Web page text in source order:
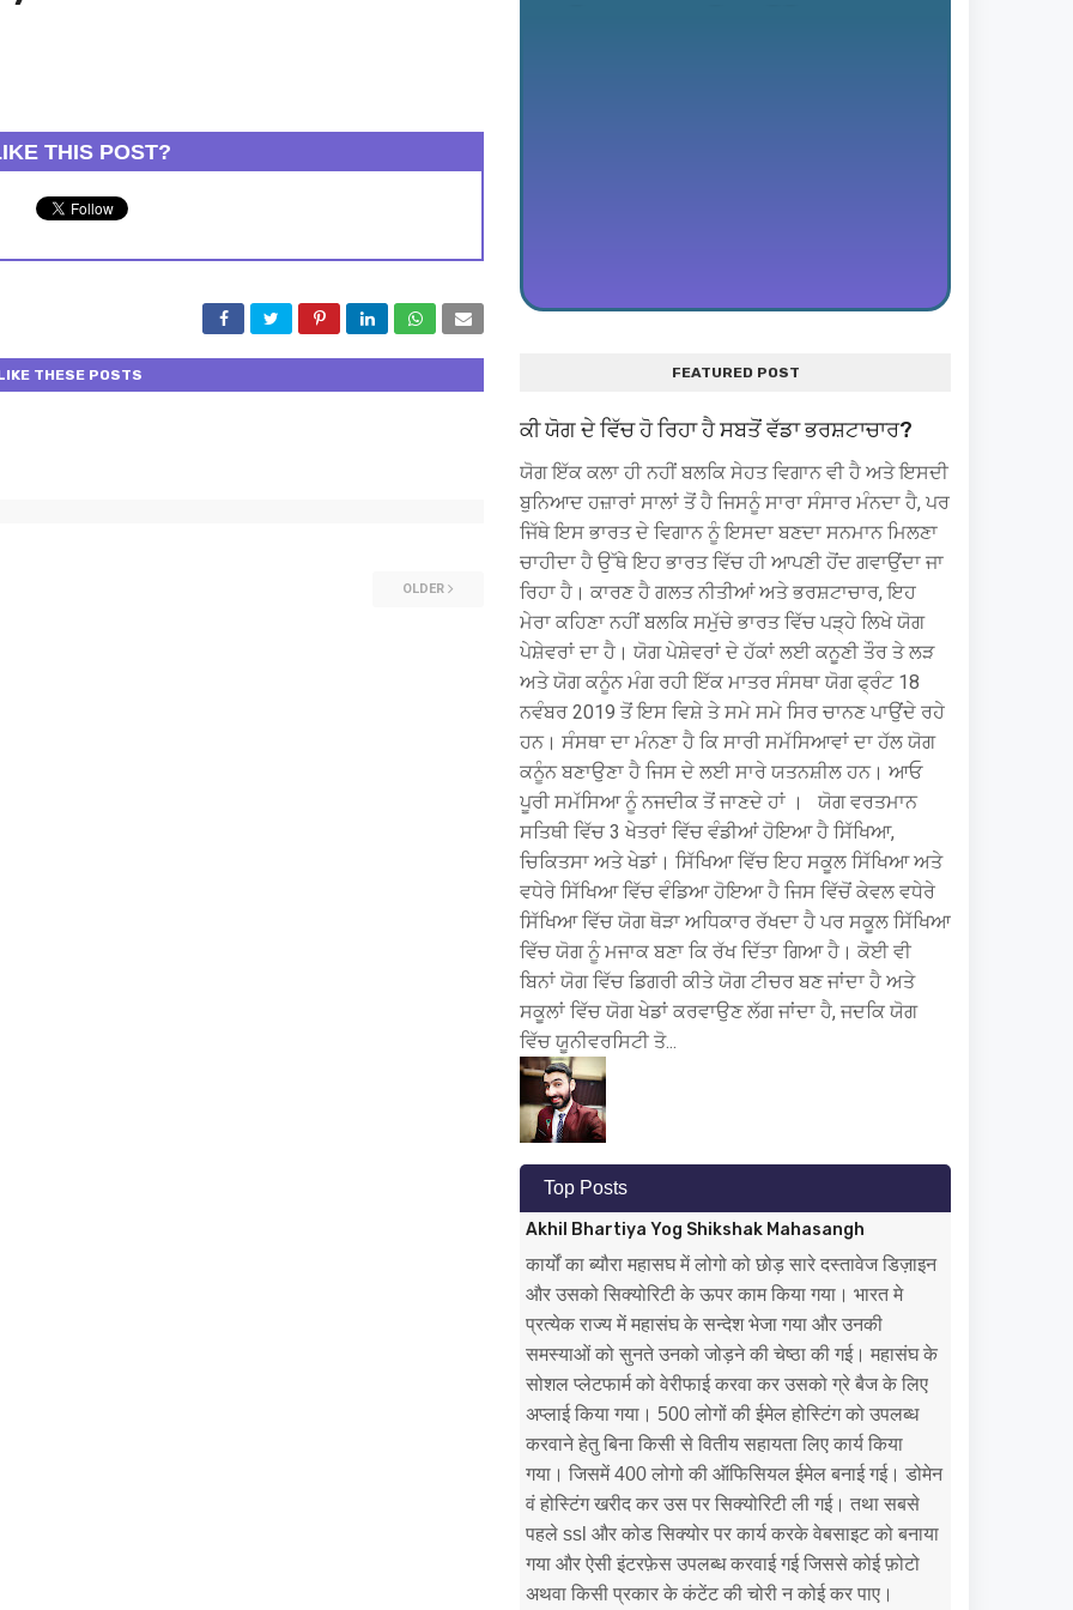
THIS POST?
THESE POSTS
OLDER
FEATURED POST
ਕੀ ਯੋਗ ਦੇ ਵਿੱਚ ਹੋ ਰਿਹਾ ਹੈ ਸਬਤੋਂ ਵੱਡਾ ਭਰਸ਼ਟਾਚਾਰ?
ਯੋਗ ਇੱਕ ਕਲਾ ਹੀ ਨਹੀਂ ਬਲਕਿ ਸੇਹਤ ਵਿਗਾਨ ਵੀ ਹੈ ਅਤੇ ਇਸਦੀ
ਬੁਨਿਆਦ ਹਜ਼ਾਰਾਂ ਸਾਲਾਂ ਤੋਂ ਹੈ ਜਿਸਨੂੰ ਸਾਰਾ ਸੰਸਾਰ ਮੰਨਦਾ ਹੈ, ਪਰ
ਜਿੱਥੇ ਇਸ ਭਾਰਤ ਦੇ ਵਿਗਾਨ ਨੂੰ ਇਸਦਾ ਬਣਦਾ ਸਨਮਾਨ ਮਿਲਣਾ
ਚਾਹੀਦਾ ਹੈ ਉੱਥੇ ਇਹ ਭਾਰਤ ਵਿੱਚ ਹੀ ਆਪਣੀ ਹੋਂਦ ਗਵਾਉਂਦਾ ਜਾ
ਰਿਹਾ ਹੈ। ਕਾਰਣ ਹੈ ਗਲਤ ਨੀਤੀਆਂ ਅਤੇ ਭਰਸ਼ਟਾਚਾਰ, ਇਹ
ਮੇਰਾ ਕਹਿਣਾ ਨਹੀਂ ਬਲਕਿ ਸਮੁੱਚੇ ਭਾਰਤ ਵਿੱਚ ਪੜ੍ਹੇ ਲਿਖੇ ਯੋਗ
ਪੇਸ਼ੇਵਰਾਂ ਦਾ ਹੈ। ਯੋਗ ਪੇਸ਼ੇਵਰਾਂ ਦੇ ਹੱਕਾਂ ਲਈ ਕਨੂਣੀ ਤੌਰ ਤੇ ਲੜ
ਅਤੇ ਯੋਗ ਕਨੂੰਨ ਮੰਗ ਰਹੀ ਇੱਕ ਮਾਤਰ ਸੰਸਥਾ ਯੋਗ ਫ੍ਰੰਟ 18
ਨਵੰਬਰ 2019 ਤੋਂ ਇਸ ਵਿਸ਼ੇ ਤੇ ਸਮੇ ਸਮੇ ਸਿਰ ਚਾਨਣ ਪਾਉਂਦੇ ਰਹੇ
ਹਨ। ਸੰਸਥਾ ਦਾ ਮੰਨਣਾ ਹੈ ਕਿ ਸਾਰੀ ਸਮੱਸਿਆਵਾਂ ਦਾ ਹੱਲ ਯੋਗ
ਕਨੂੰਨ ਬਣਾਉਣਾ ਹੈ ਜਿਸ ਦੇ ਲਈ ਸਾਰੇ ਯਤਨਸ਼ੀਲ ਹਨ। ਆਓ
ਪੂਰੀ ਸਮੱਸਿਆ ਨੂੰ ਨਜਦੀਕ ਤੋਂ ਜਾਣਦੇ ਹਾਂ । ਯੋਗ ਵਰਤਮਾਨ
ਸਤਿਥੀ ਵਿੱਚ 3 ਖੇਤਰਾਂ ਵਿੱਚ ਵੰਡੀਆਂ ਹੋਇਆ ਹੈ ਸਿੱਖਿਆ,
ਚਿਕਿਤਸਾ ਅਤੇ ਖੇਡਾਂ। ਸਿੱਖਿਆ ਵਿੱਚ ਇਹ ਸਕੂਲ ਸਿੱਖਿਆ ਅਤੇ
ਵਧੇਰੇ ਸਿੱਖਿਆ ਵਿੱਚ ਵੰਡਿਆ ਹੋਇਆ ਹੈ ਜਿਸ ਵਿੱਚੋਂ ਕੇਵਲ ਵਧੇਰੇ
ਸਿੱਖਿਆ ਵਿੱਚ ਯੋਗ ਥੋੜਾ ਅਧਿਕਾਰ ਰੱਖਦਾ ਹੈ ਪਰ ਸਕੂਲ ਸਿੱਖਿਆ
ਵਿੱਚ ਯੋਗ ਨੂੰ ਮਜਾਕ ਬਣਾ ਕਿ ਰੱਖ ਦਿੱਤਾ ਗਿਆ ਹੈ। ਕੋਈ ਵੀ
ਬਿਨਾਂ ਯੋਗ ਵਿੱਚ ਡਿਗਰੀ ਕੀਤੇ ਯੋਗ ਟੀਚਰ ਬਣ ਜਾਂਦਾ ਹੈ ਅਤੇ
ਸਕੂਲਾਂ ਵਿੱਚ ਯੋਗ ਖੇਡਾਂ ਕਰਵਾਉਣ ਲੱਗ ਜਾਂਦਾ ਹੈ, ਜਦਕਿ ਯੋਗ
ਵਿੱਚ ਯੂਨੀਵਰਸਿਟੀ ਤੋ...
Top Posts
Akhil Bhartiya Yog Shikshak Mahasangh
कार्यों का ब्यौरा महासघ में लोगो को छोड़ सारे दस्तावेज डिज़ाइन
और उसको सिक्योरिटी के ऊपर काम किया गया। भारत मे
प्रत्येक राज्य में महासंघ के सन्देश भेजा गया और उनकी
समस्याओं को सुनते उनको जोड़ने की चेष्ठा की गई। महासंघ के
सोशल प्लेटफार्म को वेरीफाई करवा कर उसको ग्रे बैज के लिए
अप्लाई किया गया। 500 लोगों की ईमेल होस्टिंग को उपलब्ध
करवाने हेतु बिना किसी से वितीय सहायता लिए कार्य किया
गया। जिसमें 400 लोगो की ऑफिसियल ईमेल बनाई गई। डोमेन
वं होस्टिंग खरीद कर उस पर सिक्योरिटी ली गई। तथा सबसे
पहले ssl और कोड सिक्योर पर कार्य करके वेबसाइट को बनाया
गया और ऐसी इंटरफ़ेस उपलब्ध करवाई गई जिससे कोई फ़ोटो
अथवा किसी प्रकार के कंटेंट की चोरी न कोई कर पाए।